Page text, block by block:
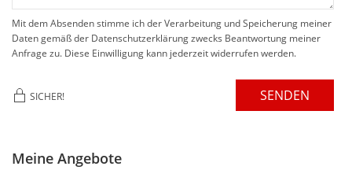
Mit dem Absenden stimme ich der Verarbeitung und Speicherung meiner
Daten gemäß der Datenschutzerklärung zwecks Beantwortung meiner
Anfrage zu. Diese Einwilligung kann jederzeit widerrufen werden.
SICHER! SENDEN
Meine Angebote